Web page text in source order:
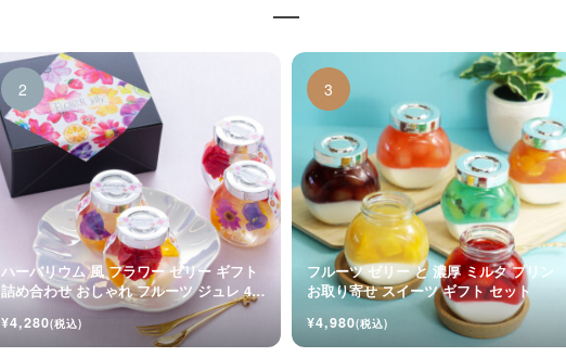
ハーバリウム 風 フラワー ゼリー ギフト
詰め合わせ おしゃれ フルーツ ジュレ 4個
¥4,280(税込)
フルーツ ゼリー と 濃厚 ミルク プリン
お取り寄せ スイーツ ギフト セット
¥4,980(税込)